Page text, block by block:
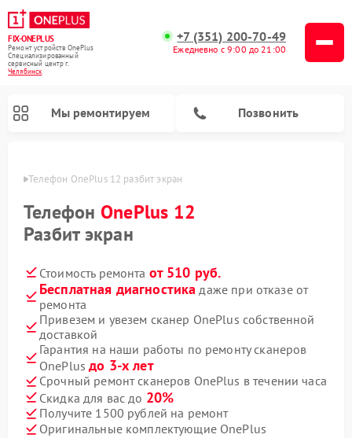
FIX-ONEPLUS
Ремонт устройств OnePlus
Специализированный
cервисный центр г.
Челябинск
+7 (351) 200-70-49
Ежедневно с 9:00 до 21:00
Мы ремонтируем Позвонить
Телефон OnePlus 12 разбит экран
Телефон OnePlus 12
Разбит экран
Стоимость ремонта от 510 руб.
Бесплатная диагностика даже при отказе от
ремонта
Привезем и увезем сканер OnePlus собственной
доставкой
Гарантия на наши работы по ремонту сканеров
OnePlusдо 3-х лет
Срочный ремонт сканеров OnePlus в течении часа
Скидка для вас до 20%
Получите 1500 рублей на ремонт
Оригинальные комплектующие OnePlus